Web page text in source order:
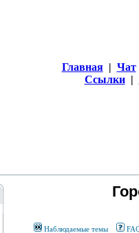
Главная | Чат
Ссылки |
Наблюдаемые темы